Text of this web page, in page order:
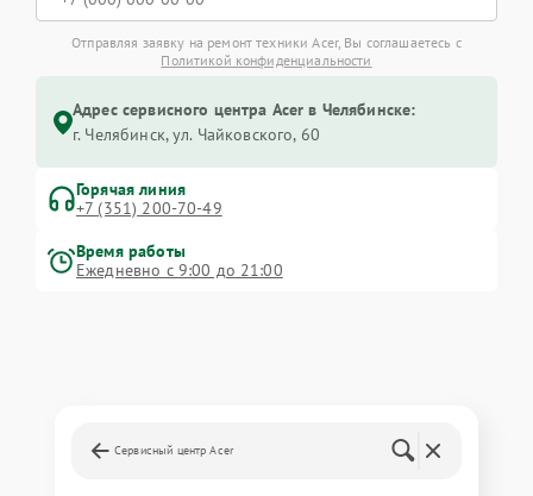
Отправляя заявку на ремонт техники Acer, Вы соглашаетесь с
Политикой конфиденциальности
Адрес сервисного центра Acer в Челябинске:
г. Челябинск, ул. Чайковского, 60
Горячая линия
+7 (351) 200-70-49
Время работы
Ежедневно с 9:00 до 21:00
Сервисный центр Acer